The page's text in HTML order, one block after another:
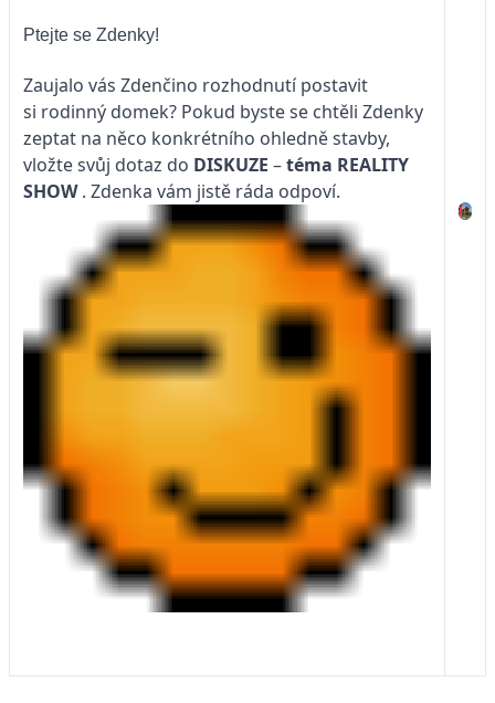
Ptejte se Zdenky!
Zaujalo vás Zdenčino rozhodnutí postavit
si rodinný domek? Pokud byste se chtěli Zdenky
zeptat na něco konkrétního ohledně stavby,
vložte svůj dotaz do DISKUZE –téma REALITY
SHOW. Zdenka vám jistě ráda odpoví.